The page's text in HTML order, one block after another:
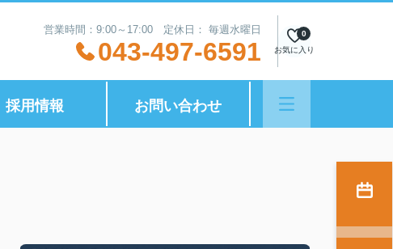
営業時間：9:00～17:00 定休日： 毎週水曜日
043-497-6591 お気に入り
0
採用情報 お問い合わせ